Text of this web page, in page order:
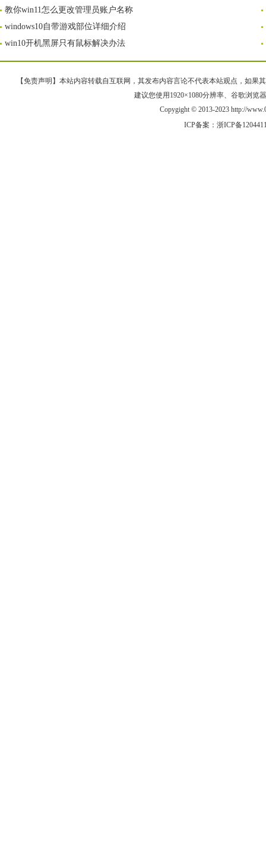
教你win11怎么更改管理员账户名称
windows10自带游戏部位详细介绍
win10开机黑屏只有鼠标解决办法
【免责声明】本站内容转载自互联网，其发布内容言论不代表本站观点，如果
建议您使用1920×1080分辨率、谷歌浏览
Copygight © 2013-2023 http://
ICP备案： 浙ICP备